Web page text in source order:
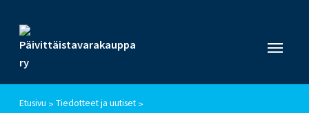
Etusivu > Tiedotteet ja uutiset >